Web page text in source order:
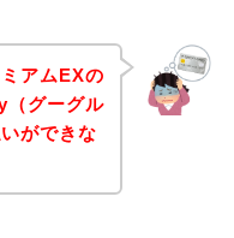
アムEXの
（グーグル
ができな